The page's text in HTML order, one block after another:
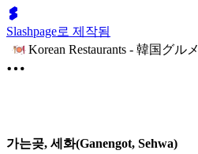
Slashpage로 제작됨
Korean Restaurants - 韓国グルメ
가는곶, 세화(Ganengot, Sehwa)